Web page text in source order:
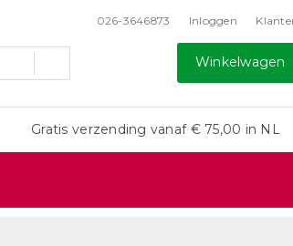
026-3646873 Inloggen
Winkelwagen
Gratis verzending vanaf € 75,00 in NL